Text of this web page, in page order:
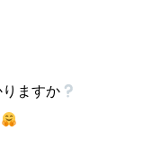
ますか